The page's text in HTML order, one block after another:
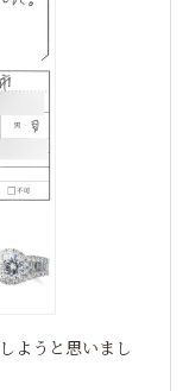
ようと思いまし